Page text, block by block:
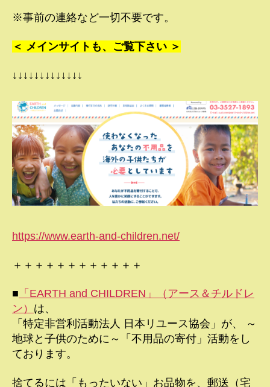
※事前の連絡など一切不要です。
＜ メインサイトも、ご覧下さい ＞
↓↓↓↓↓↓↓↓↓↓↓↓↓
https://www.earth-and-children.net/
＋＋＋＋＋＋＋＋＋＋＋＋
■ 「EARTH and CHILDREN」（アース＆チルドレ
ン） は、
「特定非営利活動法人 日本リユース協会」が、 ～
地球と子供のために～「不用品の寄付」活動をし
ております。
捨てるには「もったいない」お品物を、郵送（宅